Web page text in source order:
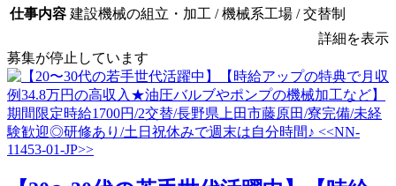
仕事内容 建設機械の組立・加工 / 機械系工場 / 交替制
詳細を表示
募集が停止しています